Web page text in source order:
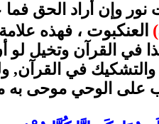
نور وإن أراد الحق
العنكبوت ، فهذه
القرآن وتخيل لو أن
والتشكيك في
على الوحي موحى به